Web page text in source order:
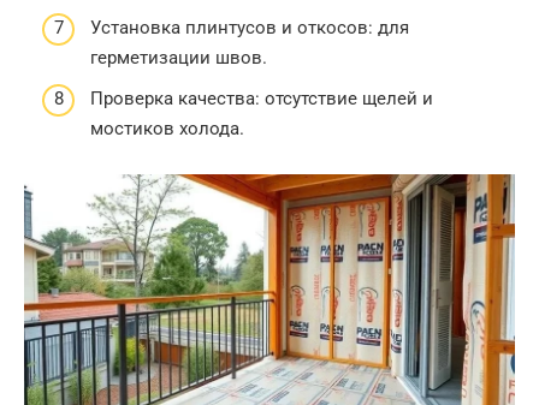
Установка плинтусов и откосов: для
герметизации швов.
Проверка качества: отсутствие щелей и
мостиков холода.